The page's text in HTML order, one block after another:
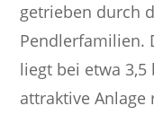
getrieben durch
Pendlerfamilien.
liegt bei etwa 3,5
attraktive Anlage